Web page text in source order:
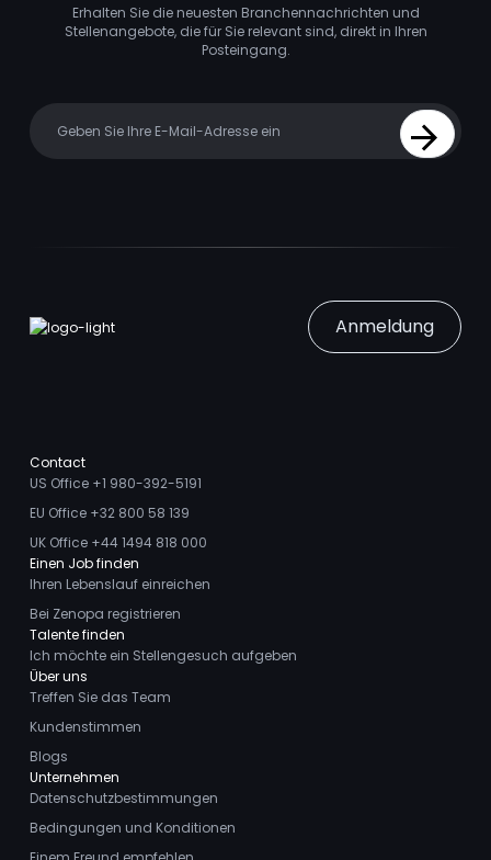
Erhalten Sie die neuesten Branchennachrichten und
Stellenangebote, die für Sie relevant sind, direkt in Ihren
Posteingang.
Sign Up
Anmeldung
Contact
US Office +1 980-392-5191
EU Office +32 800 58 139
UK Office +44 1494 818 000
Einen Job finden
Ihren Lebenslauf einreichen
Bei Zenopa registrieren
Talente finden
Ich möchte ein Stellengesuch aufgeben
Über uns
Treffen Sie das Team
Kundenstimmen
Blogs
Unternehmen
Datenschutzbestimmungen
Bedingungen und Konditionen